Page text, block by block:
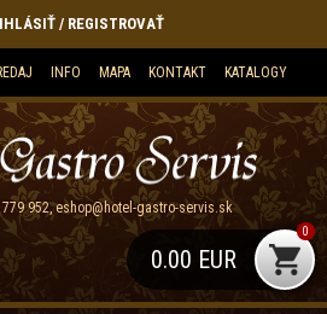
INFO MAPA KONTAKT KATALOGY
/ REGISTROVAŤ
952,eshop@hotel-gastro-servis.sk
0.00 EUR
0